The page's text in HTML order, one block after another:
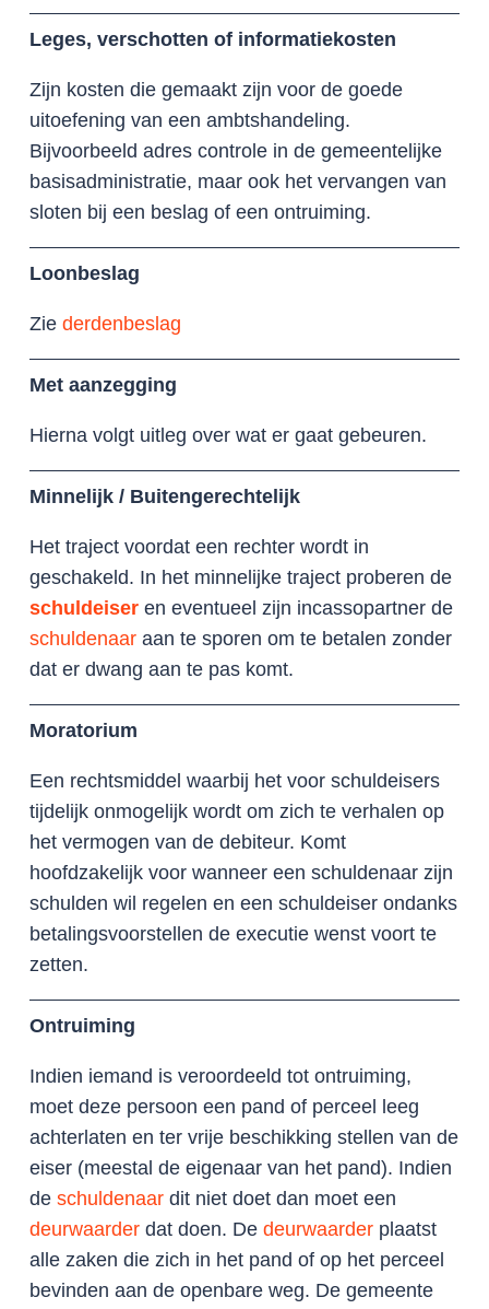
Leges, verschotten of informatiekosten
Zijn kosten die gemaakt zijn voor de goede
uitoefening van een ambtshandeling.
Bijvoorbeeld adres controle in de gemeentelijke
basisadministratie, maar ook het vervangen van
sloten bij een beslag of een ontruiming.
Loonbeslag
Zie derdenbeslag
Met aanzegging
Hierna volgt uitleg over wat er gaat gebeuren.
Minnelijk / Buitengerechtelijk
Het traject voordat een rechter wordt in
geschakeld. In het minnelijke traject proberen de
schuldeiser en eventueel zijn incassopartner de
schuldenaar aan te sporen om te betalen zonder
dat er dwang aan te pas komt.
Moratorium
Een rechtsmiddel waarbij het voor schuldeisers
tijdelijk onmogelijk wordt om zich te verhalen op
het vermogen van de debiteur. Komt
hoofdzakelijk voor wanneer een schuldenaar zijn
schulden wil regelen en een schuldeiser ondanks
betalingsvoorstellen de executie wenst voort te
zetten.
Ontruiming
Indien iemand is veroordeeld tot ontruiming,
moet deze persoon een pand of perceel leeg
achterlaten en ter vrije beschikking stellen van de
eiser (meestal de eigenaar van het pand). Indien
de schuldenaar dit niet doet dan moet een
deurwaarder dat doen. De deurwaarder plaatst
alle zaken die zich in het pand of op het perceel
bevinden aan de openbare weg. De gemeente